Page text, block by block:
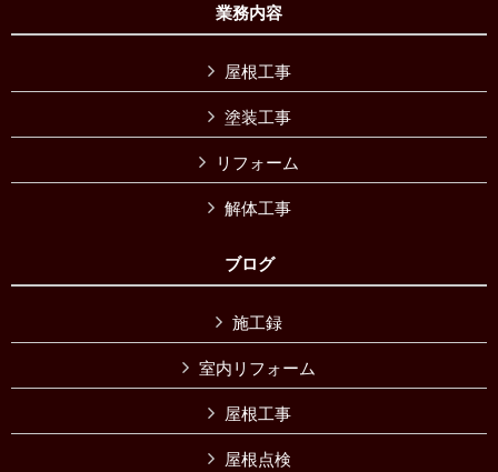
業務内容
屋根工事
塗装工事
リフォーム
解体工事
ブログ
施工録
室内リフォーム
屋根工事
屋根点検